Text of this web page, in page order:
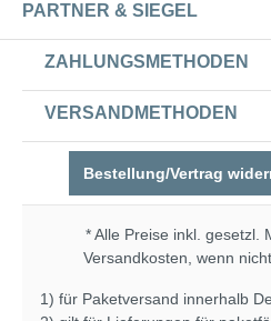
PARTNER & SIEGEL
ZAHLUNGSMETHODEN
VERSANDMETHODEN
Bestellung/Vertrag
* Alle Preise inkl. gesetzl.
Versandkosten , wenn
1) für Paketversand innerhalb